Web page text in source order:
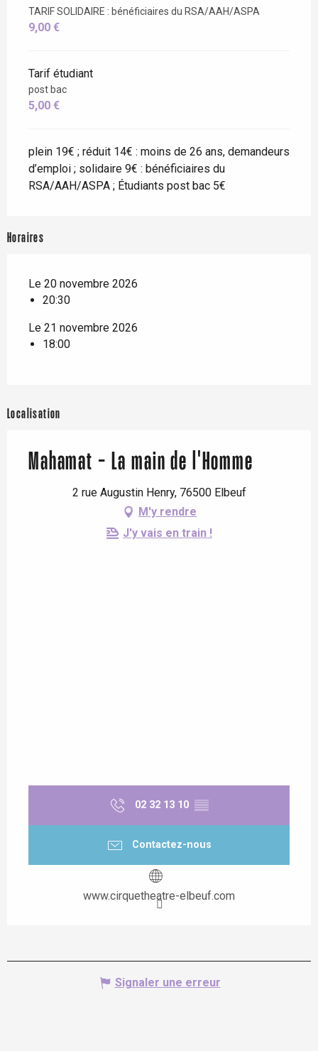
TARIF SOLIDAIRE : bénéficiaires du RSA/AAH/ASPA
9,00 €
Tarif étudiant
post bac
5,00 €
plein 19€ ; réduit 14€ : moins de 26 ans, demandeurs
d’emploi ; solidaire 9€ : bénéficiaires du
RSA/AAH/ASPA ; Étudiants post bac 5€
Horaires
Le 20 novembre 2026
20:30
Le 21 novembre 2026
18:00
Localisation
Mahamat - La main de l'Homme
2 rue Augustin Henry, 76500 Elbeuf
M'y rendre
J'y vais en train !
02 32 13 10 ▒▒
Contactez-nous
www.cirquetheatre-elbeuf.com
Signaler une erreur